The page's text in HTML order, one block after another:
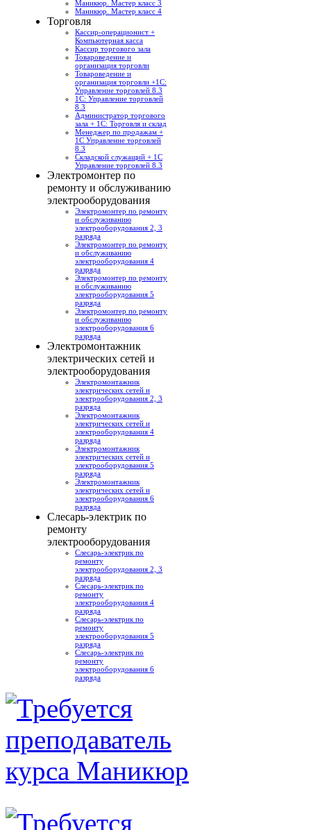
Маникюр. Мастер класс 3
Маникюр. Мастер класс 4
Торговля
Кассир-операционист +
Компьютерная касса
Кассир торгового зала
Товароведение и
организация торговли
Товароведение и
организация торговли +1С:
Управление торговлей 8.3
1С: Управление торговлей
8.3
Администратор торгового
зала + 1С: Торговля и склад
Менеджер по продажам +
1С Управление торговлей
8.3
Складской служащий + 1С
Управление торговлей 8.3
Электромонтер по
ремонту и обслуживанию
электрооборудования
Электромонтер по ремонту
и обслуживанию
электрооборудования 2, 3
разряда
Электромонтер по ремонту
и обслуживанию
электрооборудования 4
разряда
Электромонтер по ремонту
и обслуживанию
электрооборудования 5
разряда
Электромонтер по ремонту
и обслуживанию
электрооборудования 6
разряда
Электромонтажник
электрических сетей и
электрооборудования
Электромонтажник
электрических сетей и
электрооборудования 2, 3
разряда
Электромонтажник
электрических сетей и
электрооборудования 4
разряда
Электромонтажник
электрических сетей и
электрооборудования 5
разряда
Электромонтажник
электрических сетей и
электрооборудования 6
разряда
Слесарь-электрик по
ремонту
электрооборудования
Слесарь-электрик по
ремонту
электрооборудования 2, 3
разряда
Слесарь-электрик по
ремонту
электрооборудования 4
разряда
Слесарь-электрик по
ремонту
электрооборудования 5
разряда
Слесарь-электрик по
ремонту
электрооборудования 6
разряда